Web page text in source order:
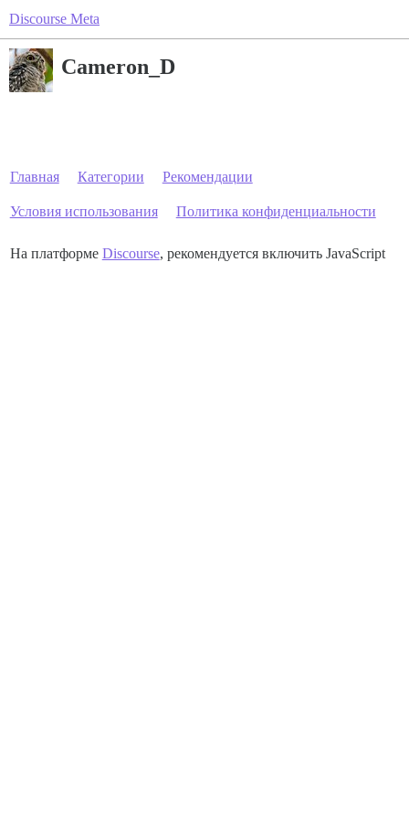
Discourse Meta
Cameron_D
Главная Категории Рекомендации
Условия использования Политика конфиденциальности
На платформе Discourse, рекомендуется включить JavaScript